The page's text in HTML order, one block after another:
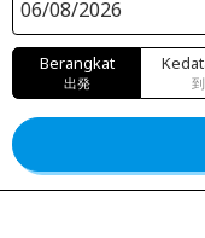
Berangkat
出発